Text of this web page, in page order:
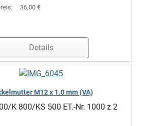
36,00 €
Details
M12 x 1.0 mm (VA)
K 800/KS 500 ET.-Nr. 1000 z 2